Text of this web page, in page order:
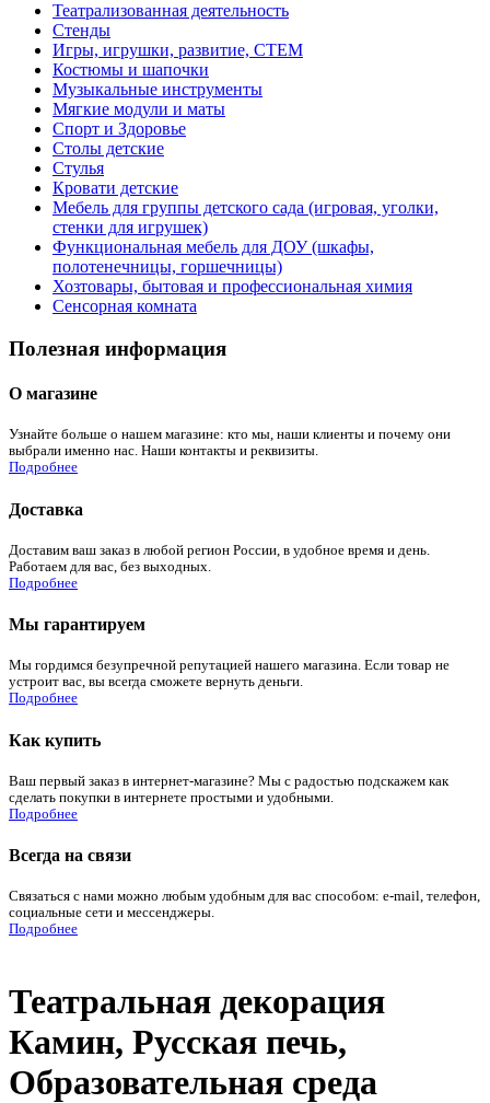
Театрализованная деятельность
Стенды
Игры, игрушки, развитие, СТЕМ
Костюмы и шапочки
Музыкальные инструменты
Мягкие модули и маты
Спорт и Здоровье
Столы детские
Стулья
Кровати детские
Мебель для группы детского сада (игровая, уголки,
стенки для игрушек)
Функциональная мебель для ДОУ (шкафы,
полотенечницы, горшечницы)
Хозтовары, бытовая и профессиональная химия
Сенсорная комната
Полезная информация
О магазине
Узнайте больше о нашем магазине: кто мы, наши клиенты и почему они
выбрали именно нас. Наши контакты и реквизиты.
Подробнее
Доставка
Доставим ваш заказ в любой регион России, в удобное время и день.
Работаем для вас, без выходных.
Подробнее
Мы гарантируем
Мы гордимся безупречной репутацией нашего магазина. Если товар не
устроит вас, вы всегда сможете вернуть деньги.
Подробнее
Как купить
Ваш первый заказ в интернет-магазине? Мы с радостью подскажем как
сделать покупки в интернете простыми и удобными.
Подробнее
Всегда на связи
Связаться с нами можно любым удобным для вас способом: e-mail, телефон,
социальные сети и мессенджеры.
Подробнее
Театральная декорация
Камин, Русская печь,
Образовательная среда